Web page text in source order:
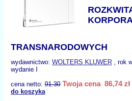
TRANSNARODOWYCH
wydawnictwo: WOLTERS KLUWER , rok
wydanie I
cena netto: 91.30 Twoja cena 86,74 zł
do koszyka